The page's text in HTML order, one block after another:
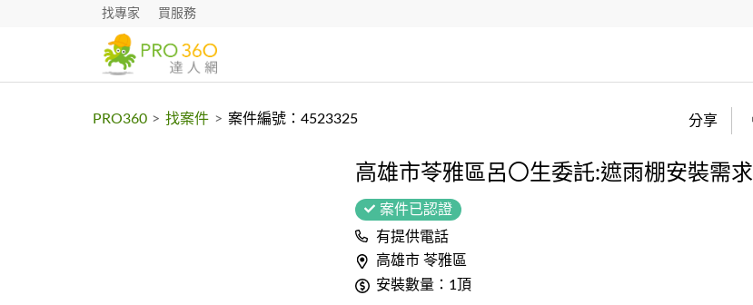
找專家 買服務
PRO360 > 找案件 > 案件編號：4523325 分享
高雄市苓雅區呂〇生委託:遮雨棚安裝需求
案件已認證
有提供電話
高雄市 苓雅區
安裝數量：1頂